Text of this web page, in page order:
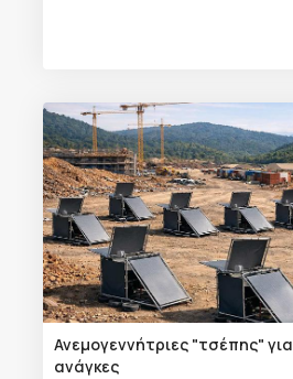
Ανεμογεννήτριες "τσέπης"
ανάγκες